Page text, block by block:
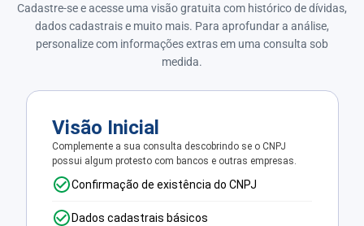
Cadastre-se e acesse uma visão gratuita com histórico de dívidas,
dados cadastrais e muito mais. Para aprofundar a análise,
personalize com informações extras em uma consulta sob
medida.
Visão Inicial
Complemente a sua consulta descobrindo se o CNPJ
possui algum protesto com bancos e outras empresas.
Confirmação de existência do CNPJ
Dados cadastrais básicos